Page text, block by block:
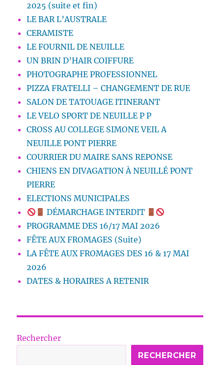
2025 (suite et fin)
LE BAR L’AUSTRALE
CERAMISTE
LE FOURNIL DE NEUILLE
UN BRIN D’HAIR COIFFURE
PHOTOGRAPHE PROFESSIONNEL
PIZZA FRATELLI – CHANGEMENT DE RUE
SALON DE TATOUAGE ITINERANT
LE VELO SPORT DE NEUILLE P P
CROSS AU COLLEGE SIMONE VEIL A
NEUILLE PONT PIERRE
COURRIER DU MAIRE SANS REPONSE
CHIENS EN DIVAGATION À NEUILLÉ PONT
PIERRE
ELECTIONS MUNICIPALES
DÉMARCHAGE INTERDIT
PROGRAMME DES 16/17 MAI 2026
FÊTE AUX FROMAGES (Suite)
LA FÊTE AUX FROMAGES DES 16 & 17 MAI
2026
DATES & HORAIRES A RETENIR
Rechercher
RECHERCHER